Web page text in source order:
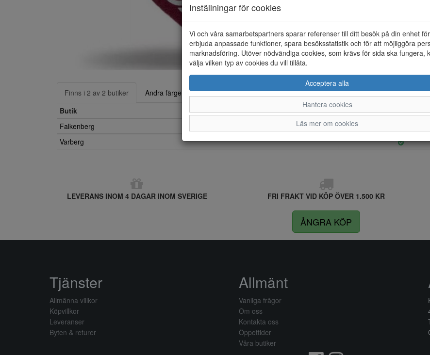
Finns i 2 av 2 butiker
Andra färger
Butik
S-M
Falkenberg
Varberg
LEVERANS INOM 4 DAGAR INOM SVERIGE FRI FRAKT VID KÖP ÖVER 1.500 KR
ÅNGRA KÖP
Inställningar för cookies
Vi och våra samarbetspartners sparar referenser till ditt besök på din enhet
erbjuda anpassade funktioner, spara besöksstatistik och för att möjliggöra
marknadsföring. Utöver nödvändiga cookies, som krävs för sida ska fungera,
välja vilken typ av cookies du vill tillåta.
Acceptera alla
Hantera cookies
Läs mer om cookies
Tjänster
Allmänna villkor
Köpvillkor
Leveranser
Byten & returer
Allmänt
Vanliga frågor
Om oss
Kontakta oss
Öppettider
Våra butiker